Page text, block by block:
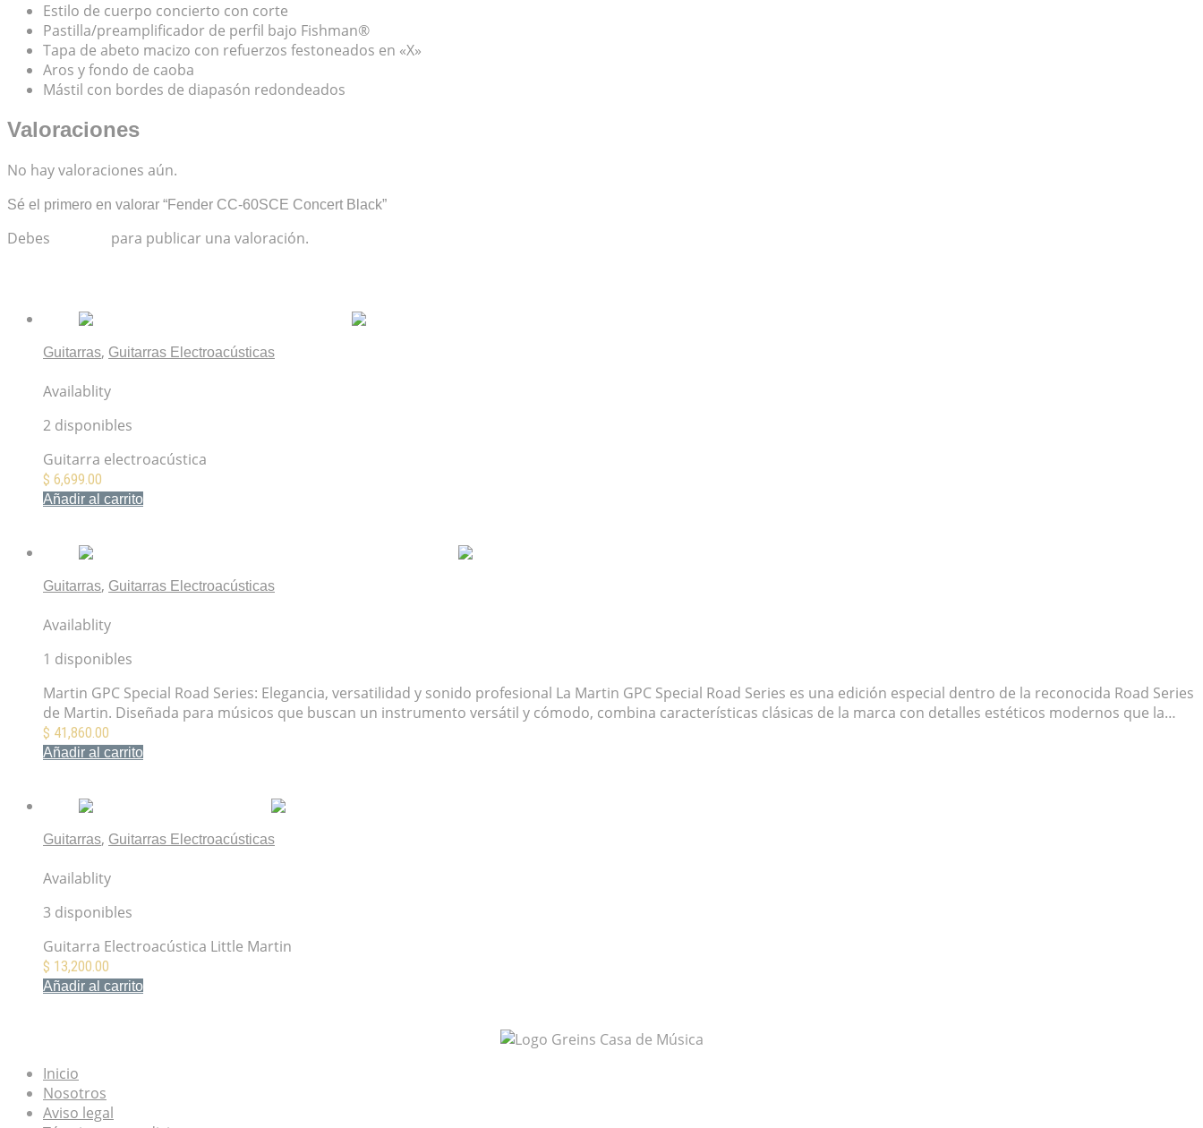
Estilo de cuerpo concierto con corte
Pastilla/preamplificador de perfil bajo Fishman®
Tapa de abeto macizo con refuerzos festoneados en «X»
Aros y fondo de caoba
Mástil con bordes de diapasón redondeados
Valoraciones
No hay valoraciones aún.
Sé el primero en valorar “Fender CC-60SCE Concert Black”
Debes para publicar una valoración.
Guitarras, Guitarras Electroacústicas
Availablity
2 disponibles
Guitarra electroacústica
$ 6,699.00
Añadir al carrito
Guitarras, Guitarras Electroacústicas
Availablity
1 disponibles
Martin GPC Special Road Series: Elegancia, versatilidad y sonido profesional La Martin GPC Special Road Series es una edición especial dentro de la reconocida Road Series
de Martin. Diseñada para músicos que buscan un instrumento versátil y cómodo, combina características clásicas de la marca con detalles estéticos modernos que la…
$ 41,860.00
Añadir al carrito
Guitarras, Guitarras Electroacústicas
Availablity
3 disponibles
Guitarra Electroacústica Little Martin
$ 13,200.00
Añadir al carrito
Inicio
Nosotros
Aviso legal